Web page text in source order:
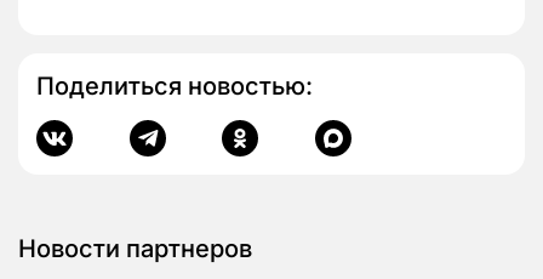
Поделиться новостью:
Новости партнеров